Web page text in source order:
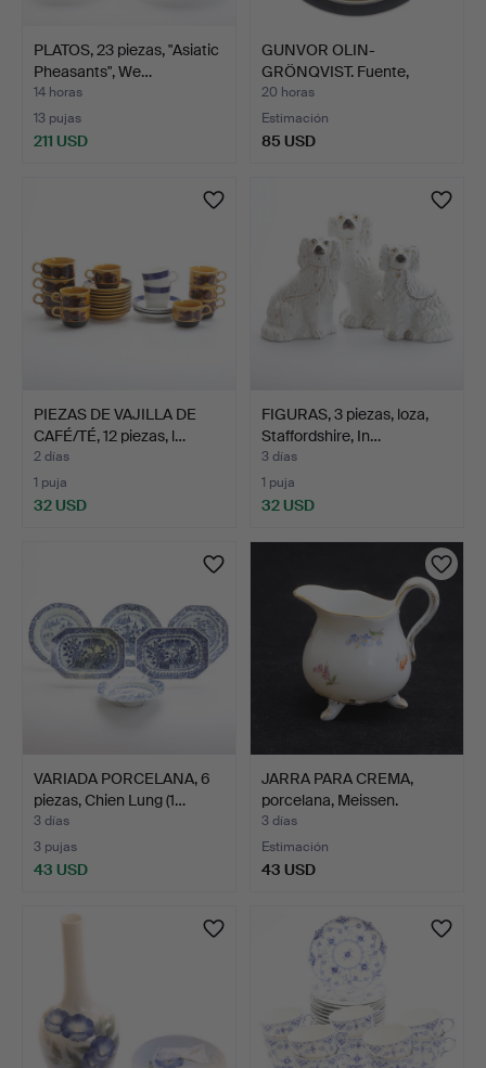
PLATOS, 23 piezas, "Asiatic
Pheasants", We…
14 horas
13 pujas
211 USD
GUNVOR OLIN-
GRÖNQVIST. Fuente,
porcelana, …
20 horas
Estimación
85 USD
PIEZAS DE VAJILLA DE
CAFÉ/TÉ, 12 piezas, l…
2 días
1 puja
32 USD
FIGURAS, 3 piezas, loza,
Staffordshire, In…
3 días
1 puja
32 USD
VARIADA PORCELANA, 6
piezas, Chien Lung (1…
3 días
3 pujas
43 USD
JARRA PARA CREMA,
porcelana, Meissen.
3 días
Estimación
43 USD